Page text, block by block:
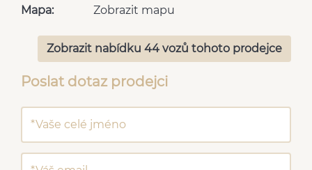
Mapa: Zobrazit mapu
Zobrazit nabídku 44 vozů tohoto prodejce
Poslat dotaz prodejci